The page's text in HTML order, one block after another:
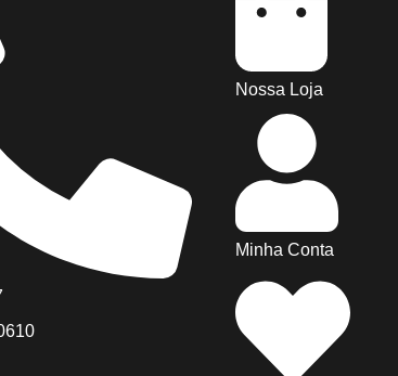
Nossa Loja
Minha Conta